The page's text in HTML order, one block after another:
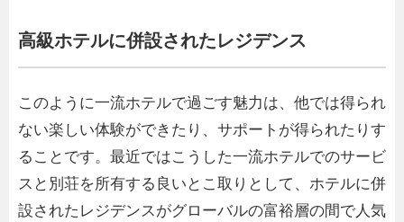
高級ホテルに併設されたレジデンス
このように一流ホテルで過ごす魅力は、他では得られ
ない楽しい体験ができたり、サポートが得られたりす
ることです。最近ではこうした一流ホテルでのサービ
スと別荘を所有する良いとこ取りとして、ホテルに併
設されたレジデンスがグローバルの富裕層の間で人気